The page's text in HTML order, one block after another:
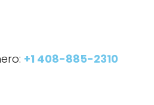
+1 408-885-2310